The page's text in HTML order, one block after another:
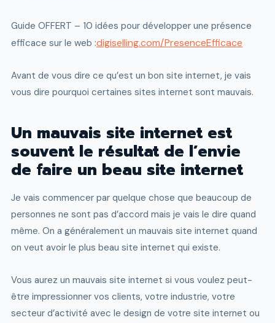
Guide OFFERT – 10 idées pour développer une présence
efficace sur le web :digiselling.com/PresenceEfficace
Avant de vous dire ce qu’est un bon site internet, je vais
vous dire pourquoi certaines sites internet sont mauvais.
Un mauvais site internet est
souvent le résultat de l’envie
de faire un beau site internet
Je vais commencer par quelque chose que beaucoup de
personnes ne sont pas d’accord mais je vais le dire quand
même. On a généralement un mauvais site internet quand
on veut avoir le plus beau site internet qui existe.
Vous aurez un mauvais site internet si vous voulez peut-
être impressionner vos clients, votre industrie, votre
secteur d’activité avec le design de votre site internet ou